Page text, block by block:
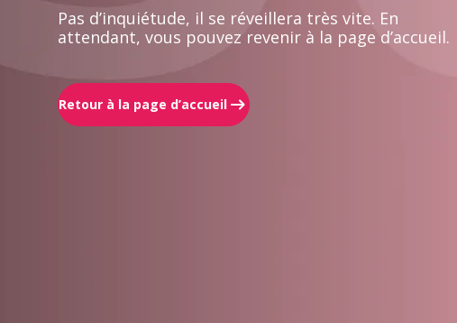
Pas d’inquiétude, il se réveillera très vite. En
attendant, vous pouvez revenir à la page d’accueil.
Retour à la page d’accueil